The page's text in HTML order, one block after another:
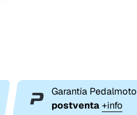
Garantía Pedalmoto
postventa +info